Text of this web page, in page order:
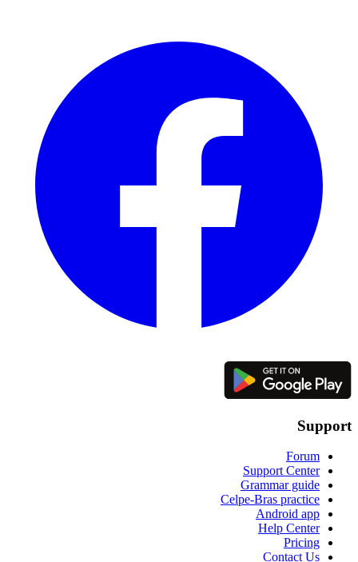
Support
Forum
Support Center
Grammar guide
Celpe-Bras practice
Android app
Help Center
Pricing
Contact Us